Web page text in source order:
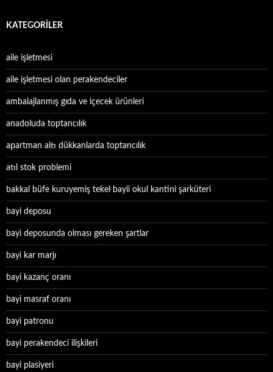
KATEGORILER
aile işletmesi
aile işletmesi olan perakendeciler
ambalajlanmış gıda ve içecek ürünleri
anadoluda toptancılık
apartman altı dükkanlarda toptancılık
atıl stok problemi
bakkal büfe kuruyemiş tekel bayii okul kantini şarküteri
bayi deposu
bayi deposunda olması gereken şartlar
bayi kar marjı
bayi kazanç oranı
bayi masraf oranı
bayi patronu
bayi perakendeci ilişkileri
bayi plasiyeri